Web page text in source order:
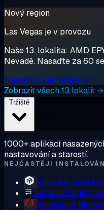
Nový region
Las Vegas je v provozu
Naše 13. lokalita: AMD
Nevadě. Nasaďte za 60
Nasadit v Las Vegas →
Zobrazit všech 13 lokalit →
1000+ aplikací
nastavování a starostí.
NEJČASTĚJI
MikroTik CHR
aaPanel Lehký
WireGuard